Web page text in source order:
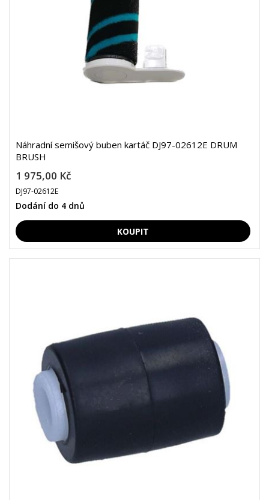
Náhradní semišový buben kartáč DJ97-02612E DRUM
BRUSH
1 975,00 Kč
DJ97-02612E
Dodání do 4 dnů